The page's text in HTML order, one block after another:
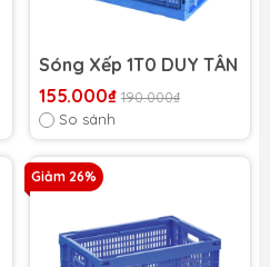
Sóng Xếp 1T0 DUY TÂN
155.000₫ 190.000₫
So sánh
Giảm 26%